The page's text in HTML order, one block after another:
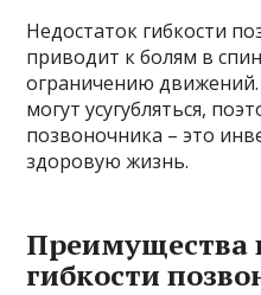
Недостаток гибкости
приводит к болям в
ограничению
могут усугубляться,
позвоночника – это
здоровую жизнь.
Преимущества
гибкости